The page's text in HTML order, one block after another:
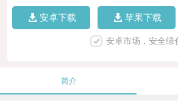
安卓下载 苹果下载
安卓市场，安全绿
简介